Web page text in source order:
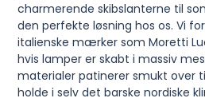
charmerende skibslanterne til
den perfekte løsning hos os. Vi
italienske mærker som Moretti
hvis lamper er skabt i massiv
materialer patinerer smukt over
holde i selv det barske nordiske